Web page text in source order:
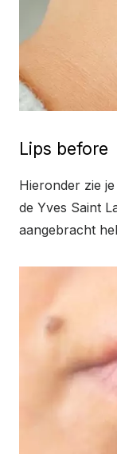
Lips before
Hieronder zie
de Yves Saint
aangebracht